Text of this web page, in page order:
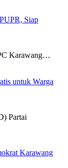
Siap
Karawang…
untuk Warga
Partai
Karawang